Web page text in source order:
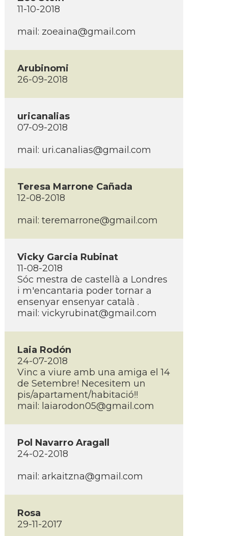
11-10-2018
mail: zoeaina@gmail.com
Arubinomi
26-09-2018
uricanalias
07-09-2018
mail: uri.canalias@gmail.com
Teresa Marrone Cañada
12-08-2018
mail: teremarrone@gmail.com
Vicky Garcia Rubinat
11-08-2018
Sóc mestra de castellà a Londres
i m'encantaria poder tornar a
ensenyar ensenyar català .
mail: vickyrubinat@gmail.com
Laia Rodón
24-07-2018
Vinc a viure amb una amiga el 14
de Setembre! Necesitem un
pis/apartament/habitació!!
mail: laiarodon05@gmail.com
Pol Navarro Aragall
24-02-2018
mail: arkaitzna@gmail.com
Rosa
29-11-2017